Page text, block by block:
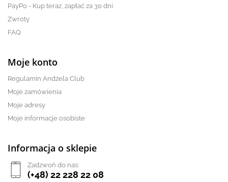
PayPo - Kup teraz, zapłać za 30 dni
Zwroty
FAQ
Moje konto
Regulamin Andżela Club
Moje zamówienia
Moje adresy
Moje informacje osobiste
Informacja o sklepie
Zadzwoń do nas:
(+48) 22 228 22 08